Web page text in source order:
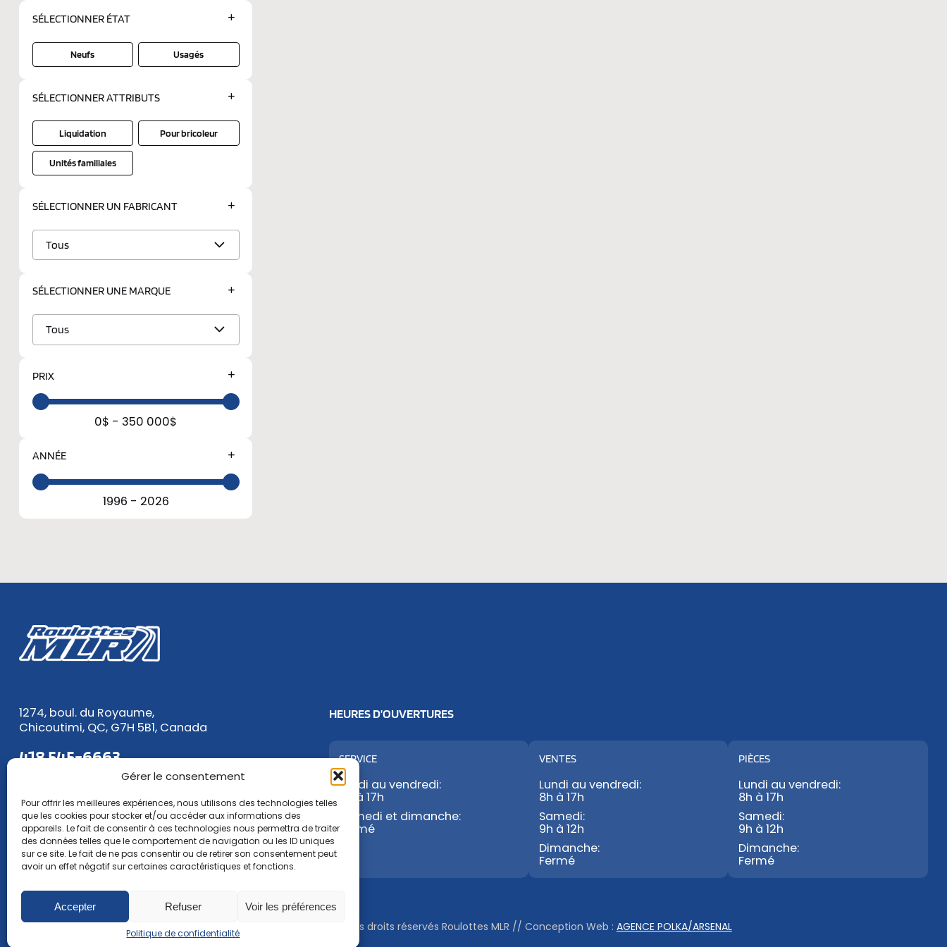
Gérer le consentement
Pour offrir les meilleures expériences, nous utilisons des technologies telles
que les cookies pour stocker et/ou accéder aux informations des
appareils. Le fait de consentir à ces technologies nous permettra de traiter
des données telles que le comportement de navigation ou les ID uniques
sur ce site. Le fait de ne pas consentir ou de retirer son consentement peut
avoir un effet négatif sur certaines caractéristiques et fonctions.
Accepter Refuser Voir les préférences
Politique de confidentialité
SÉLECTIONNERÉTAT
Neufs Usagés
SÉLECTIONNERATTRIBUTS
Liquidation Pour bricoleur
Unités familiales
SÉLECTIONNER UN FABRICANT
Tous
SÉLECTIONNER UNEMARQUE
Tous
PRIX
0$ - 350 000$
ANNÉE
1996 - 2026
1274, boul. du Royaume,
Chicoutimi, QC, G7H 5B1, Canada
418 545-6663
1 888 545-6663
Courriel :
ventes@roulottesmlr.com
HEURES D’OUVERTURES
SERVICE
Lundi au vendredi:
8h à 17h
Samedi et dimanche:
Fermé
VENTES
Lundi au vendredi:
8h à 17h
Samedi:
9h à 12h
Dimanche:
Fermé
PIÈCES
Lundi au vendredi:
8h à 17h
Samedi:
9h à 12h
Dimanche:
Fermé
Politique de confidentialité © Tous droits réservés Roulottes MLR // Conception Web : AGENCE POLKA/ARSENAL